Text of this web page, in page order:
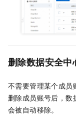
删除数据安全中
不需要管理某个成员
删除成员账号后，数
会被自动移除。